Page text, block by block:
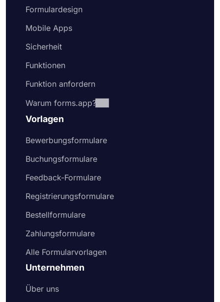
Formulardesign
Mobile Apps
Sicherheit
Funktionen
Funktion anfordern
Warum forms.app?
Vorlagen
Bewerbungsformulare
Buchungsformulare
Feedback-Formulare
Registrierungsformulare
Bestellformulare
Zahlungsformulare
Alle Formularvorlagen
Unternehmen
Über uns